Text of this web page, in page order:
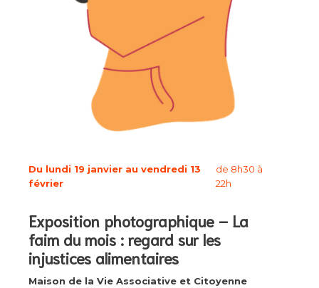
Du lundi 19 janvier au vendredi 13
février
de 8h30 à
22h
Exposition photographique – La
faim du mois : regard sur les
injustices alimentaires
Maison de la Vie Associative et Citoyenne